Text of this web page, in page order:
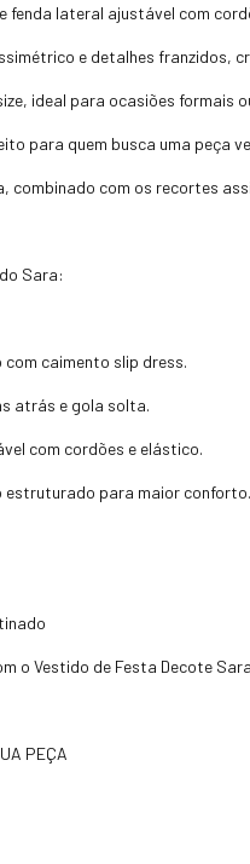
fenda lateral ajustável com
e detalhes franzidos,
ideal para ocasiões formais
para quem busca uma peça
combinado com os recortes
Sara:
caimento slip dress.
atrás e gola solta.
com cordões e elástico.
estruturado para maior conforto.
o Vestido de Festa Decote
PEÇA